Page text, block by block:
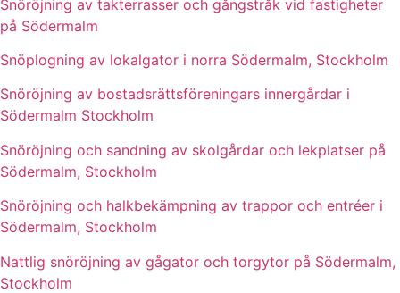
Snöröjning av takterrasser och gångstråk vid fastigheter
på Södermalm
Snöplogning av lokalgator i norra Södermalm, Stockholm
Snöröjning av bostadsrättsföreningars innergårdar i
Södermalm Stockholm
Snöröjning och sandning av skolgårdar och lekplatser på
Södermalm, Stockholm
Snöröjning och halkbekämpning av trappor och entréer i
Södermalm, Stockholm
Nattlig snöröjning av gågator och torgytor på Södermalm,
Stockholm